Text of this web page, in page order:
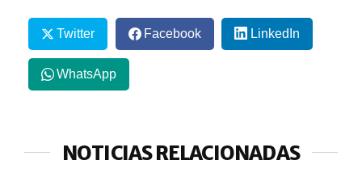
Twitter Facebook LinkedIn
WhatsApp
NOTICIAS RELACIONADAS